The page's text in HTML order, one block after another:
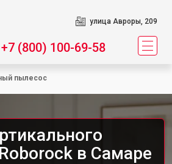
улица Авроры, 209
+7 (800) 100-69-58
пылесос
в Самаре